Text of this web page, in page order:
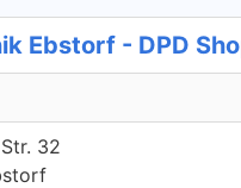
Ebstorf - DPD
32